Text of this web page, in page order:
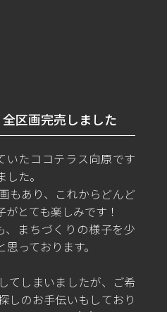
区画完売しました
いたココテラス向原です
た。
もあり、これからどんど
とても楽しみです！
、まちづくりの様子を少
っております。
てしまいましたが、ご希
しのお手伝いもしており